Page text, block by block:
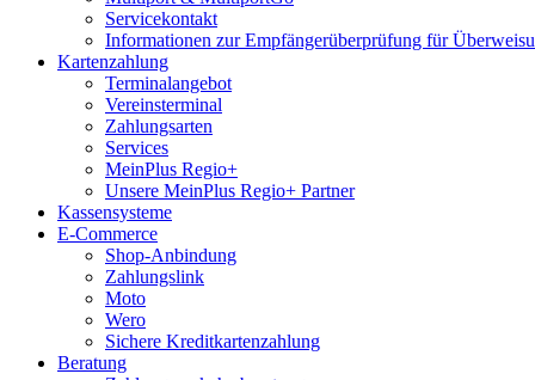
Servicekontakt
Informationen zur Empfängerüberprüfung für
Kartenzahlung
Terminalangebot
Vereinsterminal
Zahlungsarten
Services
MeinPlus Regio+
Unsere MeinPlus Regio+ Partner
Kassensysteme
E-Commerce
Shop-Anbindung
Zahlungslink
Moto
Wero
Sichere Kreditkartenzahlung
Beratung